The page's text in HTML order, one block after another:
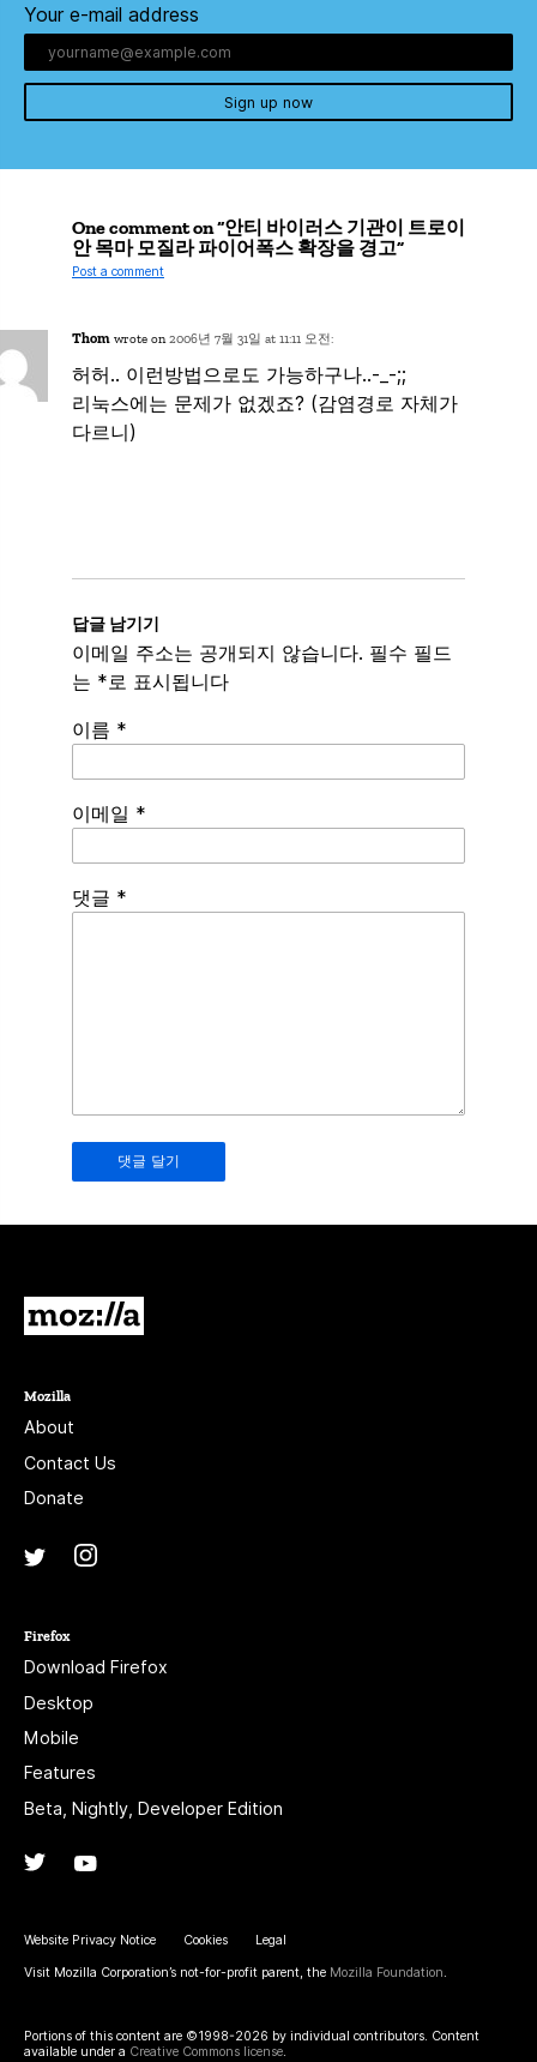
Your e-mail address
Sign up now
One comment on “안티 바이러스 기관이 트로이
안 목마 모질라 파이어폭스 확장을 경고”
Post a comment
Thom wrote on2006년 7월 31일 at 11:11 오전:
허허.. 이런방법으로도 가능하구나..-_-;;
리눅스에는 문제가 없겠죠? (감염경로 자체가
다르니)
답글 남기기
이메일 주소는 공개되지 않습니다. 필수 필드
는 *로 표시됩니다
이름 *
이메일 *
Spamming
should
leave
댓글 *
Mozilla
About
Contact Us
Donate
Twitter
Firefox
Download Firefox
Desktop
Mobile
Features
Beta, Nightly, Developer Edition
Twitter
Website Privacy Notice Cookies Legal
Visit Mozilla Corporation’s not-for-profit parent, the Mozilla Foundation.
Portions of this content are ©1998-2026 by individual contributors. Content
available under a Creative Commons license.